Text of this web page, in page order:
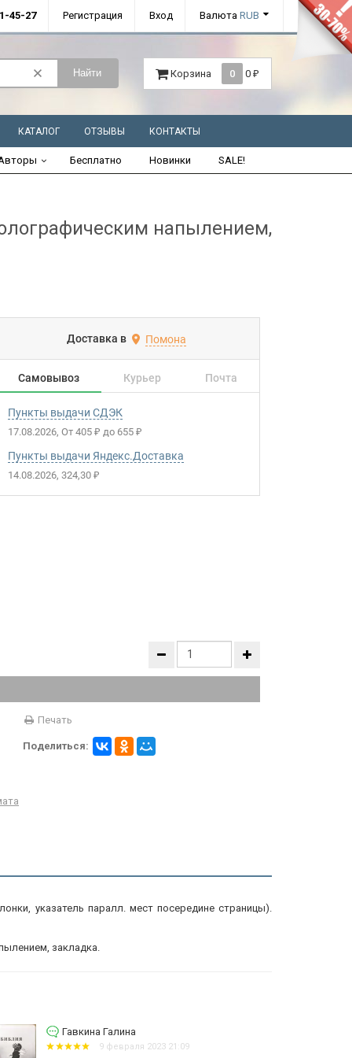
45-27 Регистрация Вход Валюта RUB
Найти Корзина 0 0 ₽
КАТАЛОГ ОТЗЫВЫ КОНТАКТЫ
Бесплатно Новинки SALE!
напылением,
Доставка в Помона
Самовывоз Курьер Почта
Пункты выдачи СДЭК
17.08.2026 От 405₽ до 655₽
Пункты выдачи Яндекс.Доставка
14.08.2026 324,30₽
Печать
Поделиться:
указатель паралл. мест посередине страницы).
закладка.
Зимин Алексей Викторович
13 января 2023 08:22